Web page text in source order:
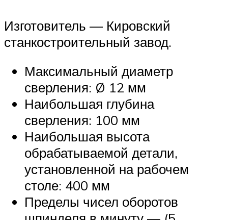
Изготовитель — Кировский
станкостроительный завод.
Максимальный диаметр
сверления: Ø 12 мм
Наибольшая глубина
сверления: 100 мм
Наибольшая высота
обрабатываемой детали,
установленной на рабочем
столе: 400 мм
Пределы чисел оборотов